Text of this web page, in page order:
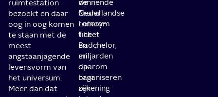
ruimtestation
bezoekt en daar
oog in oog komen
te staan met de
meest
angstaanjagende
levensvorm van
het universum.
Meer dan dat
winnende
Grand
Lotery-
ticket
en
miljarden
op
haar
rekening
de
Nederlandse
romcom
The
Dadchelor,
en
daarom
organiseren
zijn